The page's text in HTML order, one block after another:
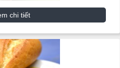
chi tiết